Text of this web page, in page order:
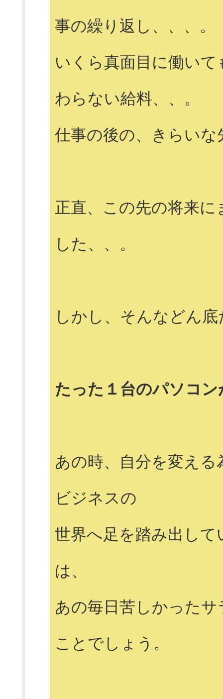
事の繰り返し、、、。
いくら真面目に働い
わらない給料、、。
仕事の後の、きらい
正直、この先の将来
した、、。
しかし、そんなどん
たった１台のパソコ
あの時、自分を変え
ビジネスの
世界へ足を踏み出し
は、
あの毎日苦しかった
ことでしょう。